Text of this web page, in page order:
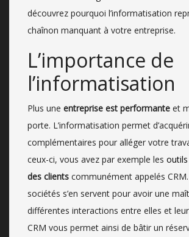
découvrez pourquoi l’informatisation
chaînon manquant à votre entreprise.
L’importance de
l’informatisation
Plus une entreprise est performante et
porte. L’informatisation permet
complémentaires pour alléger votre
ceux-ci, vous avez par exemple les
des clients communément appelés
sociétés s’en servent pour avoir une
différentes interactions entre elles et
CRM vous permet ainsi de bâtir un